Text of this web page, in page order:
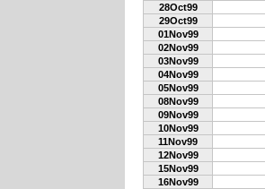
28Oct99
29Oct99
01Nov99
02Nov99
03Nov99
04Nov99
05Nov99
08Nov99
09Nov99
10Nov99
11Nov99
12Nov99
15Nov99
16Nov99